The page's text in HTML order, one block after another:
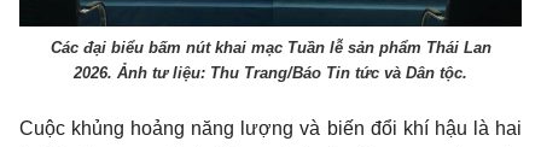
Các đại biểu bấm nút khai mạc Tuần lễ sản phẩm Thái Lan
2026. Ảnh tư liệu: Thu Trang/Báo Tin tức và Dân tộc.
Cuộc khủng hoảng năng lượng và biến đổi khí hậu là hai